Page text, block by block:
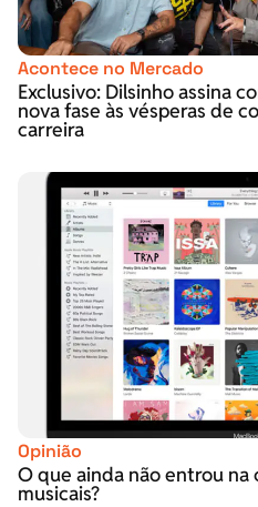
Acontece no Mercado
Exclusivo: Dilsinho assina
nova fase às vésperas de
carreira
Opinião
O que ainda não entrou na
musicais?